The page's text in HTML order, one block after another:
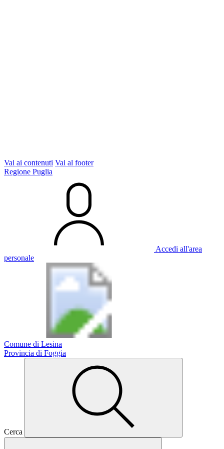
Vai ai contenuti Vai al footer
Regione Puglia
Accedi all'area
personale
Comune di Lesina
Provincia di Foggia
Cerca